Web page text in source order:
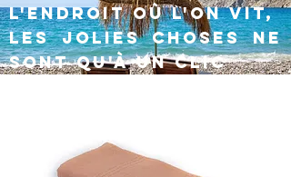
l'endroit où l'on vit,
les jolies choses ne
sont qu'à un clic